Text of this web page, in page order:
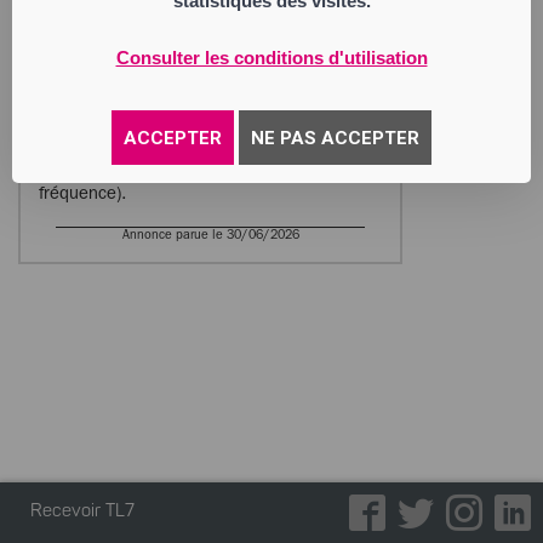
Consulter les conditions d'utilisation
ACCEPTER NE PAS ACCEPTER
La loge beauté By Elo
Société à Responsabilité Limitée
42800 Genilac
912 561 487 RCS Saint Etienne
fréquence).
Annonce parue le 30/06/2026
Recevoir TL7